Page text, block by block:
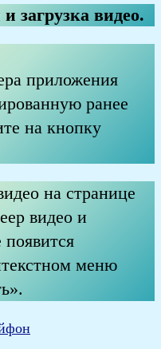
загрузка видео.
приложения
ранее
на кнопку
на странице
видео и
появится
меню